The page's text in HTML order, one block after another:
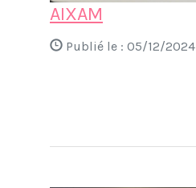
AIXAM
Publié le : 05/12/2024